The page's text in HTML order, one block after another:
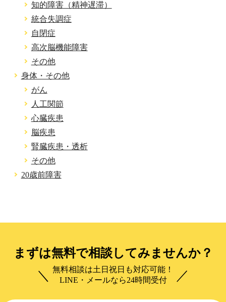
知的障害（精神遅滞）
統合失調症
自閉症
高次脳機能障害
その他
身体・その他
がん
人工関節
心臓疾患
脳疾患
腎臓疾患・透析
その他
20歳前障害
まずは無料で相談してみませんか？
無料相談は土日祝日も対応可能！
LINE・メールなら24時間受付